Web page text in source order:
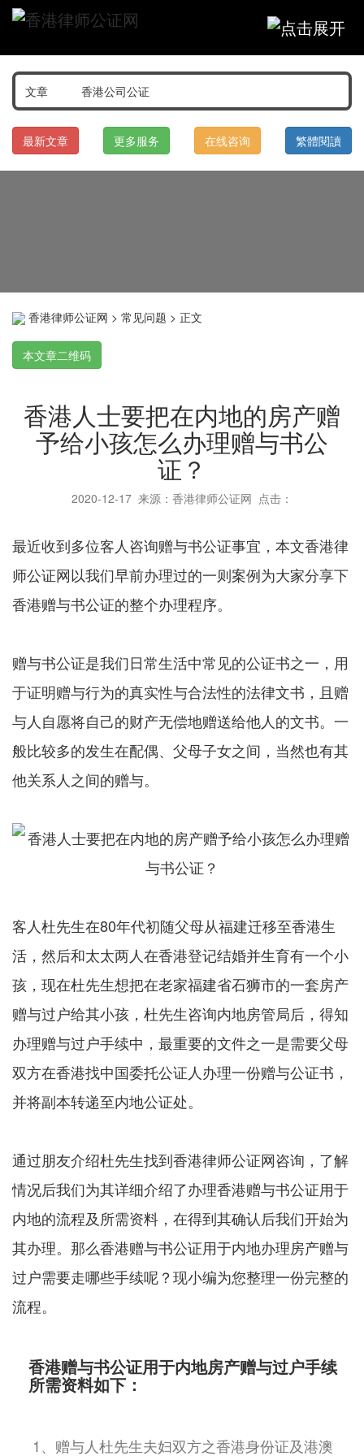
最新文章 更多服务 在线咨询 繁體閱讀
香港律师公证网 > 常见问题 > 正文
本文章二维码
香港人士要把在内地的房产赠
予给小孩怎么办理赠与书公
证？
2020-12-17 来源：香港律师公证网 点击：
最近收到多位客人咨询赠与书公证事宜，本文香港律
师公证网以我们早前办理过的一则案例为大家分享下
香港赠与书公证的整个办理程序。
赠与书公证是我们日常生活中常见的公证书之一，用
于证明赠与行为的真实性与合法性的法律文书，且赠
与人自愿将自己的财产无偿地赠送给他人的文书。一
般比较多的发生在配偶、父母子女之间，当然也有其
他关系人之间的赠与。
客人杜先生在80年代初随父母从福建迁移至香港生
活，然后和太太两人在香港登记结婚并生育有一个小
孩，现在杜先生想把在老家福建省石狮市的一套房产
赠与过户给其小孩，杜先生咨询内地房管局后，得知
办理赠与过户手续中，最重要的文件之一是需要父母
双方在香港找中国委托公证人办理一份赠与公证书，
并将副本转递至内地公证处。
通过朋友介绍杜先生找到香港律师公证网咨询，了解
情况后我们为其详细介绍了办理香港赠与书公证用于
内地的流程及所需资料，在得到其确认后我们开始为
其办理。那么香港赠与书公证用于内地办理房产赠与
过户需要走哪些手续呢？现小编为您整理一份完整的
流程。
香港赠与书公证用于内地房产赠与过户手续
所需资料如下：
1、赠与人杜先生夫妇双方之香港身份证及港澳